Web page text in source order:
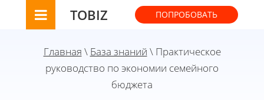
TOBIZ ПОПРОБОВАТЬ
Главная \ База знаний \ Практическое
руководство по экономии семейного
бюджета